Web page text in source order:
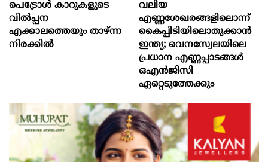
പെട്രോൾ കാറുകളുടെ
വിൽപ്പന
എക്കാലത്തെയും താഴ്ന്ന
നിരക്കിൽ
വലിയ
എണ്ണശേഖരങ്ങളിലൊന്ന്
കൈപ്പിടിയിലൊതുക്കാന്‍
ഇന്ത്യ; വെനസ്വേലയിലെ
പ്രധാന എണ്ണപ്പാടങ്ങള്‍
ഒഎന്‍ജിസി
ഏറ്റെടുത്തേക്കും